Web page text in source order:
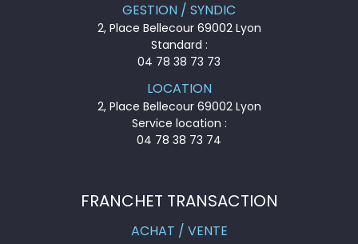
GESTION / SYNDIC
2, Place Bellecour 69002 Lyon
Standard :
04 78 38 73 73
LOCATION
2, Place Bellecour 69002 Lyon
Service location :
04 78 38 73 74
FRANCHET TRANSACTION
ACHAT / VENTE